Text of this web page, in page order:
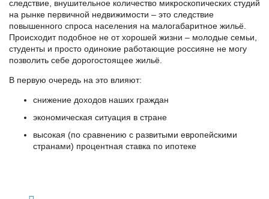
следствие, внушительное количество микроскопических студий
на рынке первичной недвижимости – это следствие
повышенного спроса населения на малогабаритное жильё.
Происходит подобное не от хорошей жизни – молодые семьи,
студенты и просто одинокие работающие россияне не могу
позволить себе дорогостоящее жильё.
В первую очередь на это влияют:
снижение доходов наших граждан
экономическая ситуация в стране
высокая (по сравнению с развитыми европейскими
странами) процентная ставка по ипотеке